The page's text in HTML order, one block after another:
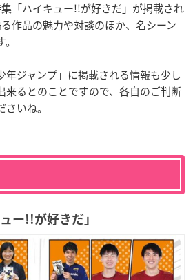
「ハイキュー!!が好きだ」が掲載され
作品の魅力や対談のほか、名シーン
年ジャンプ」に掲載される情報も少し
来るとのことですので、各自のご判断
いね。
ー!!が好きだ」